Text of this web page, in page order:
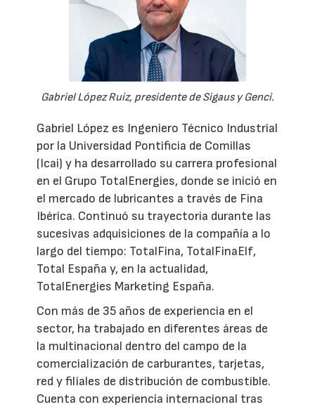
Gabriel López Ruiz, presidente de Sigaus y Genci.
Gabriel López es Ingeniero Técnico Industrial
por la Universidad Pontificia de Comillas
(Icai) y ha desarrollado su carrera profesional
en el Grupo TotalEnergies, donde se inició en
el mercado de lubricantes a través de Fina
Ibérica. Continuó su trayectoria durante las
sucesivas adquisiciones de la compañía a lo
largo del tiempo: TotalFina, TotalFinaElf,
Total España y, en la actualidad,
TotalEnergies Marketing España.
Con más de 35 años de experiencia en el
sector, ha trabajado en diferentes áreas de
la multinacional dentro del campo de la
comercialización de carburantes, tarjetas,
red y filiales de distribución de combustible.
Cuenta con experiencia internacional tras